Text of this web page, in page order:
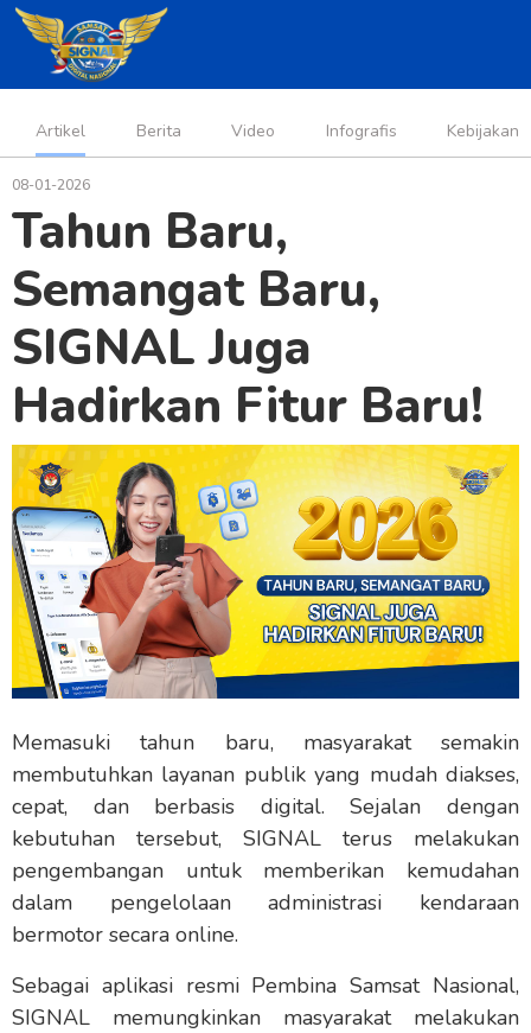
Artikel Berita Video Infografis Kebijakan
08-01-2026
Tahun Baru,
Semangat Baru,
SIGNAL Juga
Hadirkan Fitur Baru!
Memasuki tahun baru, masyarakat semakin
membutuhkan layanan publik yang mudah diakses,
cepat, dan berbasis digital. Sejalan dengan
kebutuhan tersebut, SIGNAL terus melakukan
pengembangan untuk memberikan kemudahan
dalam pengelolaan administrasi kendaraan
bermotor secara online.
Sebagai aplikasi resmi Pembina Samsat Nasional,
SIGNAL memungkinkan masyarakat melakukan